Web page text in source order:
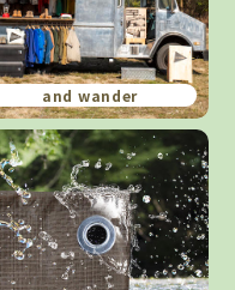
and wander